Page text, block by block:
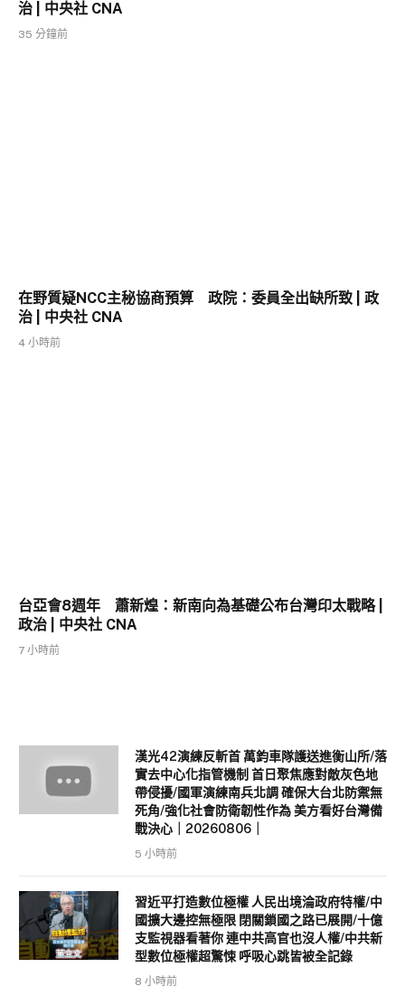
治 | 中央社 CNA
35 分鐘前
在野質疑NCC主秘協商預算 政院：委員全出缺所致 | 政
治 | 中央社 CNA
4 小時前
台亞會8週年 蕭新煌：新南向為基礎公布台灣印太戰略 |
政治 | 中央社 CNA
7 小時前
漢光42演練反斬首 萬鈞車隊護送進衡山所/落
實去中心化指管機制 首日聚焦應對敵灰色地
帶侵擾/國軍演練南兵北調 確保大台北防禦無
死角/強化社會防衛韌性作為 美方看好台灣備
戰決心｜20260806｜
5 小時前
習近平打造數位極權 人民出境淪政府特權/中
國擴大邊控無極限 閉關鎖國之路已展開/十億
支監視器看著你 連中共高官也沒人權/中共新
型數位極權超驚悚 呼吸心跳皆被全記錄
8 小時前